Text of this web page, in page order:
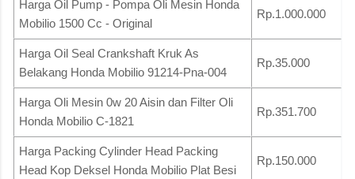
Harga Oil Pump - Pompa Oli Mesin Honda
Mobilio 1500 Cc - Original
Rp.1.000.000
Harga Oil Seal Crankshaft Kruk As
Belakang Honda Mobilio 91214-Pna-004
Rp.35.000
Harga Oli Mesin 0w 20 Aisin dan Filter Oli
Honda Mobilio C-1821
Rp.351.700
Harga Packing Cylinder Head Packing
Head Kop Deksel Honda Mobilio Plat Besi
Rp.150.000